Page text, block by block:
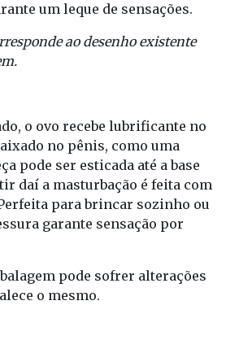
um leque de sensações.
ao desenho existente
o ovo recebe lubrificante no
no pênis, como uma
pode ser esticada até a base
daí a masturbação é feita com
para brincar sozinho ou
garante sensação por
pode sofrer alterações
o mesmo.